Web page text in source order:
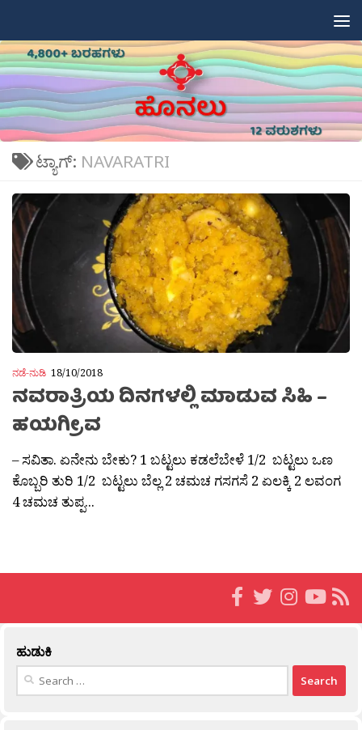
ಟ್ಯಾಗ್: NAVARATRI
ನಡೆ-ನುಡಿ 18/10/2018
ನವರಾತ್ರಿಯ ದಿನಗಳಲ್ಲಿ ಮಾಡುವ ಸಿಹಿ –
ಹಯಗ್ರೀವ
– ಸವಿತಾ. ಏನೇನು ಬೇಕು? 1 ಬಟ್ಟಲು ಕಡಲೆಬೇಳೆ 1/2 ಬಟ್ಟಲು ಒಣ
ಕೊಬ್ಬರಿ ತುರಿ 1/2 ಬಟ್ಟಲು ಬೆಲ್ಲ 2 ಚಮಚ ಗಸಗಸೆ 2 ಏಲಕ್ಕಿ 2 ಲವಂಗ
4 ಚಮಚ ತುಪ್ಪ...
ಹುಡುಕಿ
Search